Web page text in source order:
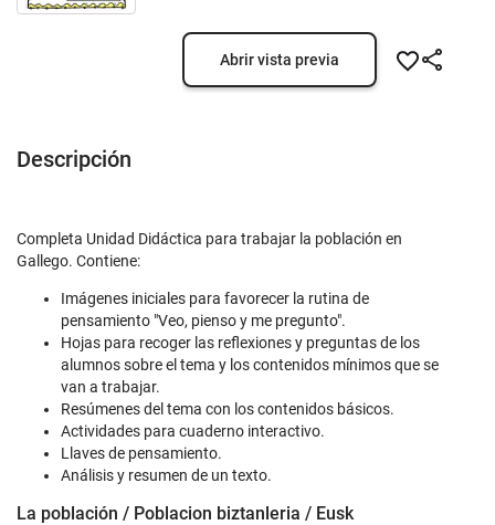
Abrir vista previa
Descripción
Completa Unidad Didáctica para trabajar la población en
Gallego. Contiene:
Imágenes iniciales para favorecer la rutina de
pensamiento "Veo, pienso y me pregunto".
Hojas para recoger las reflexiones y preguntas de los
alumnos sobre el tema y los contenidos mínimos que se
van a trabajar.
Resúmenes del tema con los contenidos básicos.
Actividades para cuaderno interactivo.
Llaves de pensamiento.
Análisis y resumen de un texto.
La población / Poblacion biztanleria / Eusk